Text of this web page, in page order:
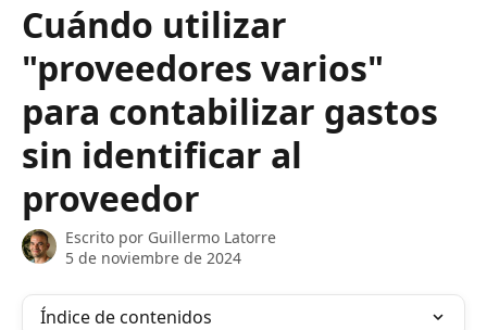
Cuándo utilizar
"proveedores varios"
para contabilizar gastos
sin identificar al
proveedor
Escrito por Guillermo Latorre
5 de noviembre de 2024
Índice de contenidos